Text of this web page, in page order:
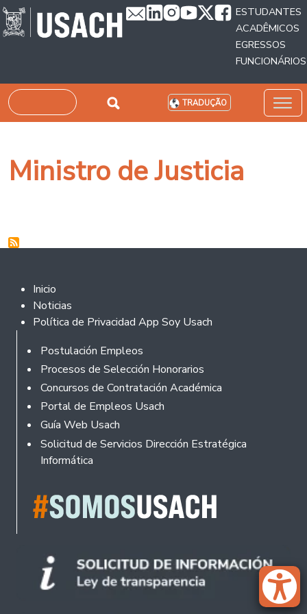
Passar para o conteúdo principal
ESTUDANTES
ACADÊMICOS
EGRESSOS
FUNCIONÁRIOS
Pesquisar TRADUÇÃO
Ministro de Justicia
Footer 2
Inicio
Noticias
Política de Privacidad App Soy Usach
Rodapé
Postulación Empleos
Procesos de Selección Honorarios
Concursos de Contratación Académica
Portal de Empleos Usach
Guía Web Usach
Solicitud de Servicios Dirección Estratégica
Informática